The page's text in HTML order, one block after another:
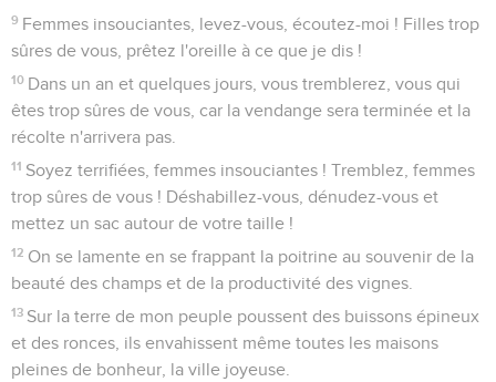
9 Femmes insouciantes, levez-vous, écoutez-moi ! Filles trop
sûres de vous, prêtez l'oreille à ce que je dis !
10 Dans un an et quelques jours, vous tremblerez, vous qui
êtes trop sûres de vous, car la vendange sera terminée et la
récolte n'arrivera pas.
11 Soyez terrifiées, femmes insouciantes ! Tremblez, femmes
trop sûres de vous ! Déshabillez-vous, dénudez-vous et
mettez un sac autour de votre taille !
12 On se lamente en se frappant la poitrine au souvenir de la
beauté des champs et de la productivité des vignes.
13 Sur la terre de mon peuple poussent des buissons épineux
et des ronces, ils envahissent même toutes les maisons
pleines de bonheur, la ville joyeuse.